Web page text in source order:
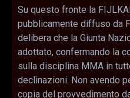
Su questo fronte la
pubblicamente diffuso da
delibera che la Giunta
adottato, confermando la
sulla disciplina MMA in
declinazioni. Non avendo
copia del provvedimento